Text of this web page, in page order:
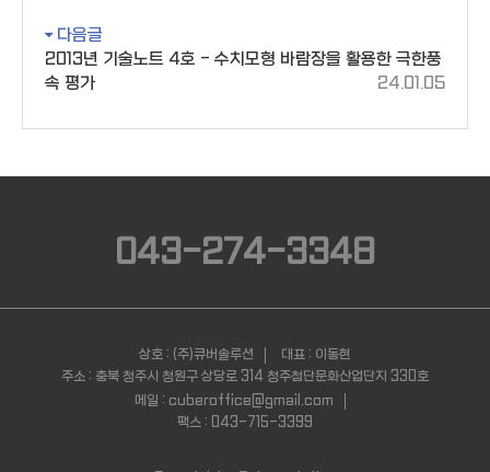
다음글
2013년 기술노트 4호 - 수치모형 바람장을 활용한 극한풍
속 평가
24.01.05
043-274-3348
상호 : (주)큐버솔루션
대표 : 이동현
주소 : 충북 청주시 청원구 상당로 314 청주첨단문화산업단지 330호
메일 : cuberoffice@gmail.com
팩스 : 043-715-3399